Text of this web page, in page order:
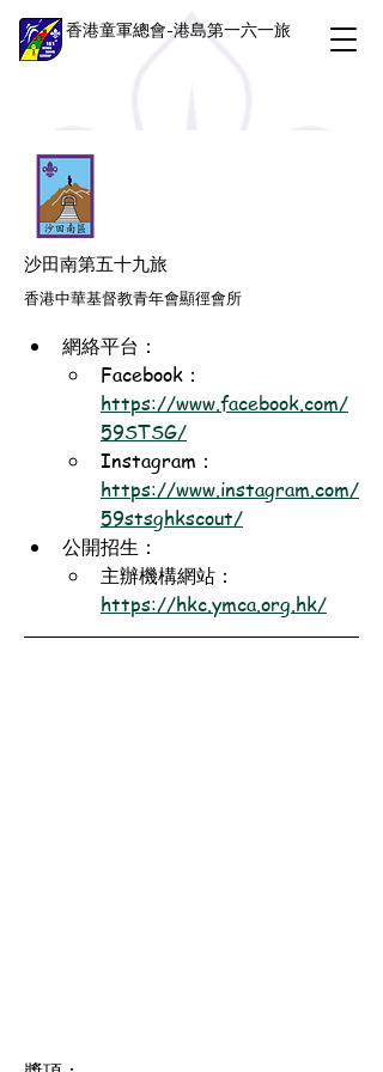
香港童軍總會-港島第一六一旅
沙田南第五十九旅
香港中華基督教青年會顯徑會所
網絡平台：
Facebook：
https://www.facebook.com/
59STSG/
Instagram：
https://www.instagram.com/
59stsghkscout/
公開招生：
主辦機構網站：
https://hkc.ymca.org.hk/